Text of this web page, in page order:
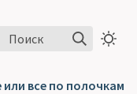
Поиск
или все по полочкам